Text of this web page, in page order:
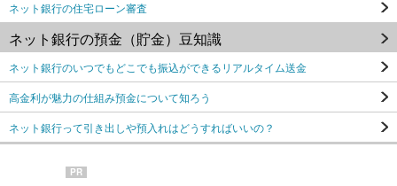
ネット銀行の住宅ローン審査
ネット銀行の預金（貯金）豆知識
ネット銀行のいつでもどこでも振込ができるリアルタイム送金
高金利が魅力の仕組み預金について知ろう
ネット銀行って引き出しや預入れはどうすればいいの？
PR